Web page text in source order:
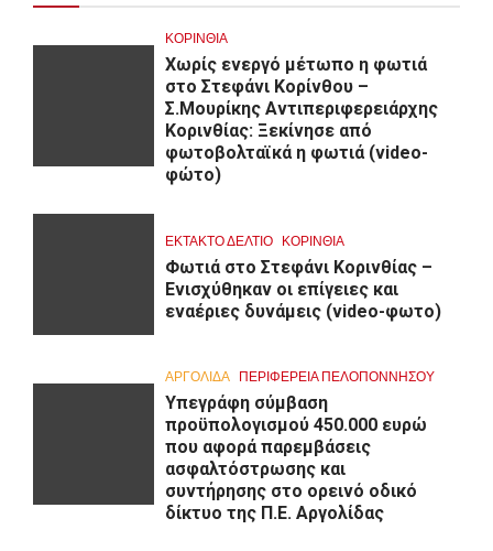
ΚΟΡΙΝΘΊΑ
Χωρίς ενεργό μέτωπο η φωτιά
στο Στεφάνι Κορίνθου –
Σ.Μουρίκης Αντιπεριφερειάρχης
Κορινθίας: Ξεκίνησε από
φωτοβολταϊκά η φωτιά (video-
φώτο)
ΕΚΤΑΚΤΟ ΔΕΛΤΙΟ ΚΟΡΙΝΘΊΑ
Φωτιά στο Στεφάνι Κορινθίας –
Ενισχύθηκαν οι επίγειες και
εναέριες δυνάμεις (video-φωτο)
ΑΡΓΟΛΙΔΑ ΠΕΡΙΦΈΡΕΙΑ ΠΕΛΟΠΟΝΝΉΣΟΥ
Υπεγράφη σύμβαση
προϋπολογισμού 450.000 ευρώ
που αφορά παρεμβάσεις
ασφαλτόστρωσης και
συντήρησης στο ορεινό οδικό
δίκτυο της Π.Ε. Αργολίδας